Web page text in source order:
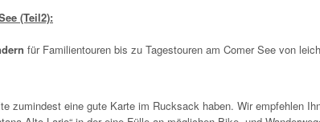
(Teil2):
für Familientouren bis zu Tagestouren am Comer See von
zumindest eine gute Karte im Rucksack haben. Wir empfehlen